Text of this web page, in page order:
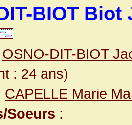
BIOT
OSNO-DIT-BIOT
: 24 ans)
CAPELLE Marie
Soeurs :